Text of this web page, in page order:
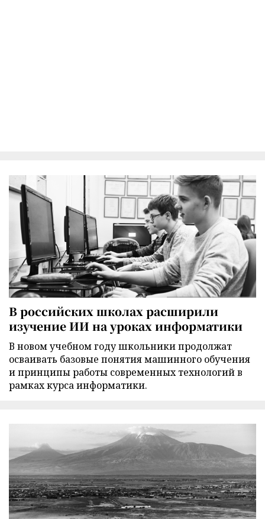
В российских школах расширили
изучение ИИ на уроках информатики
В новом учебном году школьники продолжат
осваивать базовые понятия машинного обучения
и принципы работы современных технологий в
рамках курса информатики.